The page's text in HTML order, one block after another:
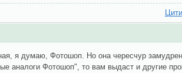
я думаю, Фотошоп. Но она чересчур
аналоги Фотошоп", то вам выдаст и другие